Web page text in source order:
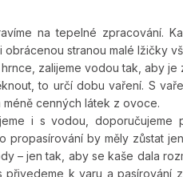
na tepelné zpracování.
stranou malé lžičky
zalijeme vodou tak, aby
to určí dobu vaření. S
cenných látek z ovoce.
i s vodou, doporučujeme
propasírování by měly zůstat
– jen tak, aby se kaše dala
přivedeme k varu a pasírování